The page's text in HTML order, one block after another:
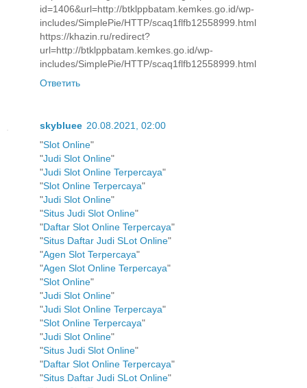
id=1406&url=http://btklppbatam.kemkes.go.id/wp-
includes/SimplePie/HTTP/scaq1flfb12558999.html
https://khazin.ru/redirect?
url=http://btklppbatam.kemkes.go.id/wp-
includes/SimplePie/HTTP/scaq1flfb12558999.html
Ответить
skybluee 20.08.2021, 02:00
"Slot Online"
"Judi Slot Online"
"Judi Slot Online Terpercaya"
"Slot Online Terpercaya"
"Judi Slot Online"
"Situs Judi Slot Online"
"Daftar Slot Online Terpercaya"
"Situs Daftar Judi SLot Online"
"Agen Slot Terpercaya"
"Agen Slot Online Terpercaya"
"Slot Online"
"Judi Slot Online"
"Judi Slot Online Terpercaya"
"Slot Online Terpercaya"
"Judi Slot Online"
"Situs Judi Slot Online"
"Daftar Slot Online Terpercaya"
"Situs Daftar Judi SLot Online"